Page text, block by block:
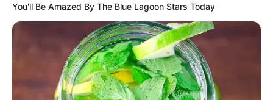
You'll Be Amazed By The Blue Lagoon Stars Today